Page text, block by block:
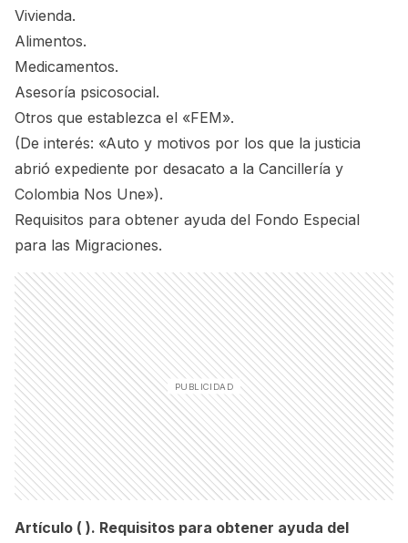
Vivienda.
Alimentos.
Medicamentos.
Asesoría psicosocial.
Otros que establezca el «FEM».
(De interés: «Auto y motivos por los que la justicia
abrió expediente por desacato a la Cancillería y
Colombia Nos Une»).
Requisitos para obtener ayuda del Fondo Especial
para las Migraciones.
Artículo ( ). Requisitos para obtener ayuda del